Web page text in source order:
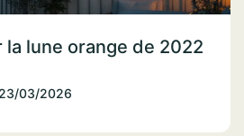
la lune orange de 2022
23/03/2026